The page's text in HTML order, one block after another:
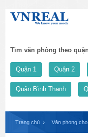
Tìm văn phòng theo
Quận 1 Quận 2
Quận Bình Thạnh
Trang chủ Văn phòng